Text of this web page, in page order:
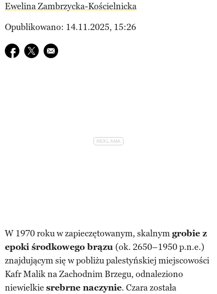
Ewelina Zambrzycka-Kościelnicka
Opublikowano: 14.11.2025, 15:26
Udostępnij na facebook
Udostępnij na twitter
E-mail do przyjaciela
W 1970 roku w zapieczętowanym, skalnymgrobie z
epoki środkowego brązu (ok. 2650–1950 p.n.e.)
znajdującym się w pobliżu palestyńskiej miejscowości
Kafr Malik na Zachodnim Brzegu, odnaleziono
niewielkie srebrne naczynie. Czara została